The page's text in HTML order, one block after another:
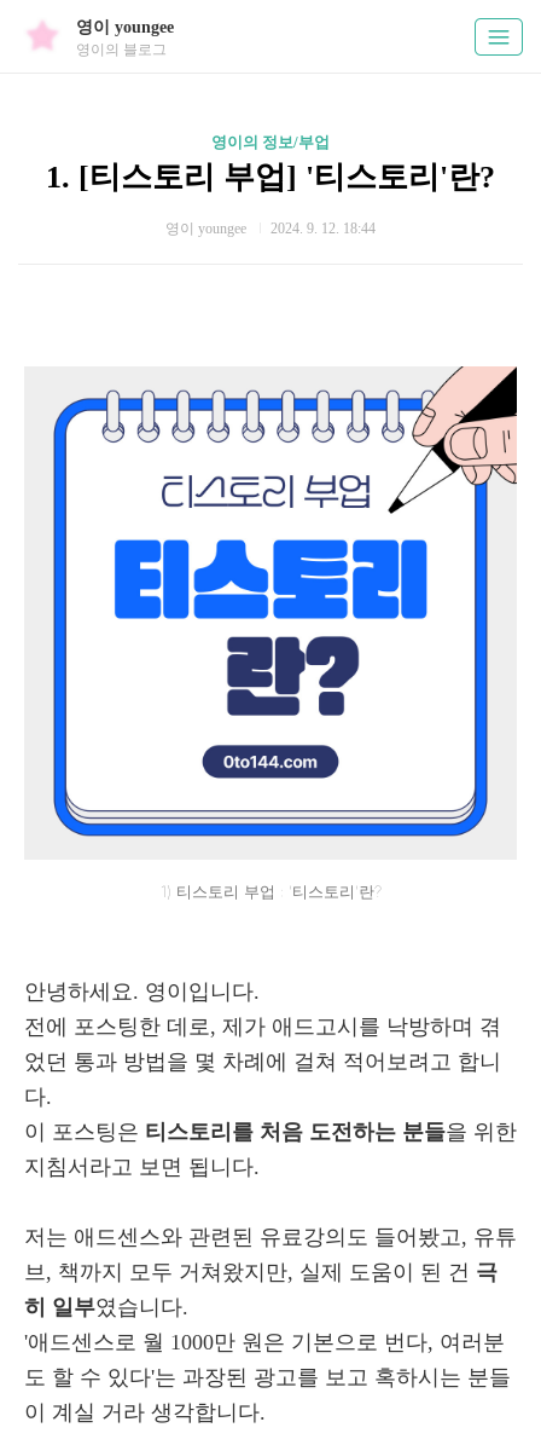
영이 youngee
영이의 블로그
영이의 정보/부업
1. [티스토리 부업] '티스토리'란?
영이 youngee 2024. 9. 12. 18:44
1) 티스토리 부업 : '티스토리'란?
안녕하세요. 영이입니다.
전에 포스팅한 데로, 제가 애드고시를 낙방하며 겪
었던 통과 방법을 몇 차례에 걸쳐 적어보려고 합니
다.
이 포스팅은 티스토리를 처음 도전하는 분들을 위한
지침서라고 보면 됩니다.
저는 애드센스와 관련된 유료강의도 들어봤고, 유튜
브, 책까지 모두 거쳐왔지만, 실제 도움이 된 건 극
히 일부였습니다.
'애드센스로 월 1000만 원은 기본으로 번다, 여러분
도 할 수 있다'는 과장된 광고를 보고 혹하시는 분들
이 계실 거라 생각합니다.